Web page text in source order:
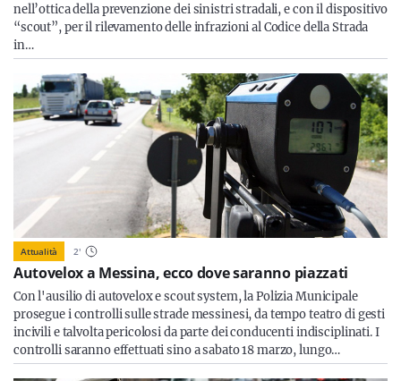
nell’ottica della prevenzione dei sinistri stradali, e con il dispositivo
“scout”, per il rilevamento delle infrazioni al Codice della Strada
in…
Attualità 2'
Autovelox a Messina, ecco dove saranno piazzati
Con l'ausilio di autovelox e scout system, la Polizia Municipale
prosegue i controlli sulle strade messinesi, da tempo teatro di gesti
incivili e talvolta pericolosi da parte dei conducenti indisciplinati. I
controlli saranno effettuati sino a sabato 18 marzo, lungo…